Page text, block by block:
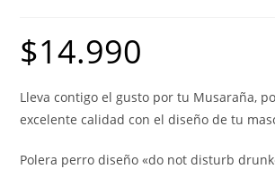
$14.990
Lleva contigo el gusto por tu Musaraña,
excelente calidad con el diseño de tu
Polera perro diseño «do not disturb